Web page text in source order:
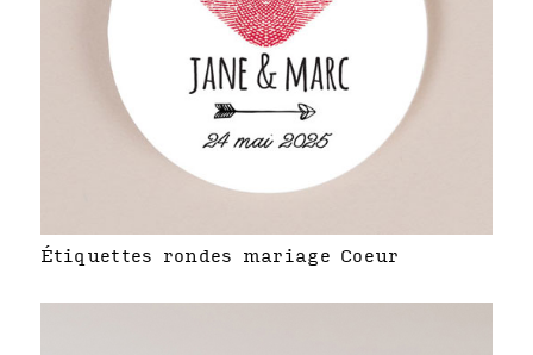
Étiquettes rondes mariage Coeur